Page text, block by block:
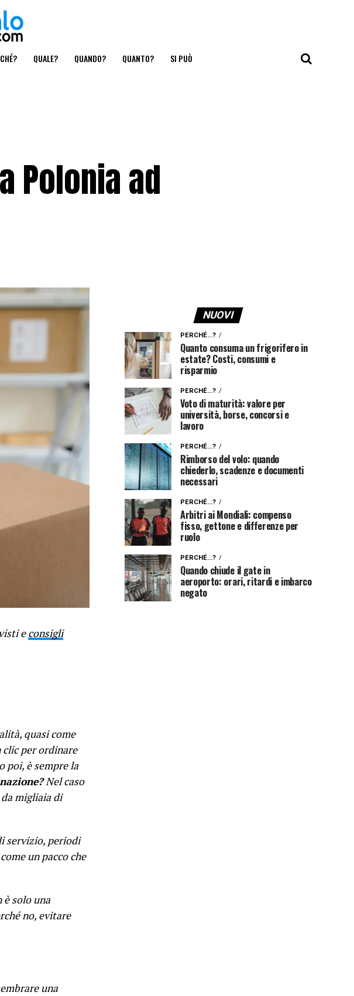
QUALE? QUANDO? QUANTO? SI PUÒ
Polonia ad
econsigli
quasi come
clic per ordinare
poi, è sempre la
Nel caso
migliaia di
servizio, periodi
un pacco che
è solo una
no, evitare
una
NUOVI
PERCHÉ...?
Quanto consuma un frigorifero in
estate? Costi, consumi e
risparmio
PERCHÉ...?
Voto di maturità: valore per
università, borse, concorsi e
lavoro
PERCHÉ...?
Rimborso del volo: quando
chiederlo, scadenze e documenti
necessari
PERCHÉ...?
Arbitri ai Mondiali: compenso
fisso, gettone e differenze per
ruolo
PERCHÉ...?
Quando chiude il gate in
aeroporto: orari, ritardi e imbarco
negato